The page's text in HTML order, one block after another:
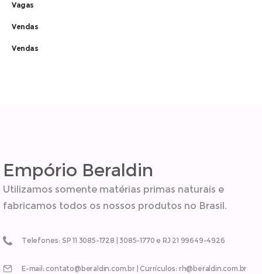
Vagas
Vendas
Vendas
Empório Beraldin
Utilizamos somente matérias primas naturais e
fabricamos todos os nossos produtos no Brasil.
Telefones: SP 11 3085-1728 | 3085-1770 e RJ 21 99649-4926
E-mail: contato@beraldin.com.br | Currículos: rh@beraldin.com.br